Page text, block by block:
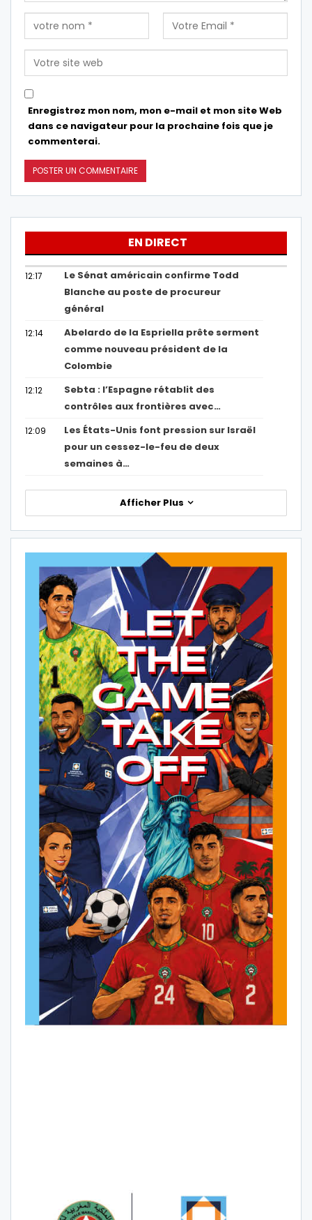
Enregistrez mon nom, mon e-mail et mon site Web
dans ce navigateur pour la prochaine fois que je
commenterai.
EN DIRECT
12:17
Le Sénat américain confirme Todd
Blanche au poste de procureur
général
12:14
Abelardo de la Espriella prête serment
comme nouveau président de la
Colombie
12:12
Sebta : l’Espagne rétablit des
contrôles aux frontières avec…
12:09
Les États-Unis font pression sur Israël
pour un cessez-le-feu de deux
semaines à…
Afficher Plus